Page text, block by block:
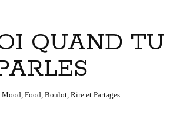
QUAND TU
Food, Boulot, Rire et Partages